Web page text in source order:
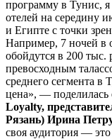
программу в Тунис, я
отелей на середину
и Египте с точки
Например, 7 ночей в
обойдутся в 200 тыс.
превосходным
среднего сегмента в
цена», — поделилась
Loyalty,
Рязань) Ирина
своя аудитория —